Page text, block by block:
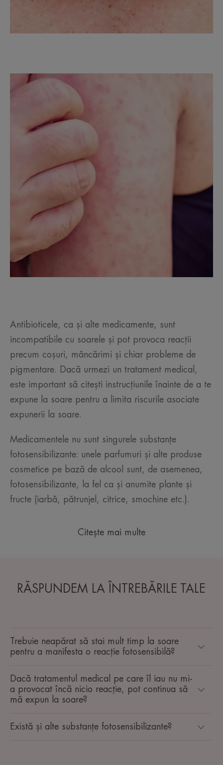
Antibioticele, ca și alte medicamente, sunt
incompatibile cu soarele și pot provoca reacții
precum coșuri, mâncărimi și chiar probleme de
pigmentare. Dacă urmezi un tratament medical,
este important să citești instrucțiunile înainte de a te
expune la soare pentru a limita riscurile asociate
expunerii la soare.
Medicamentele nu sunt singurele substanțe
fotosensibilizante: unele parfumuri și alte produse
cosmetice pe bază de alcool sunt, de asemenea,
fotosensibilizante, la fel ca și anumite plante și
fructe (iarbă, pătrunjel, citrice, smochine etc.).
Citește mai multe
RĂSPUNDEM LA ÎNTREBĂRILE TALE
Trebuie neapărat să stai mult timp la soare
pentru a manifesta o reacție fotosensibilă?
Dacă tratamentul medical pe care îl iau nu mi-
a provocat încă nicio reacție, pot continua să
mă expun la soare?
Există și alte substanțe fotosensibilizante?